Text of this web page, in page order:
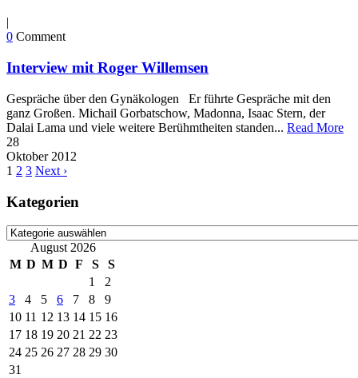
|
0 Comment
Interview mit Roger Willemsen
Gespräche über den Gynäkologen Er führte Gespräche mit den
ganz Großen. Michail Gorbatschow, Madonna, Isaac Stern, der
Dalai Lama und viele weitere Berühmtheiten standen... Read More
28
Oktober 2012
1 2 3 Next ›
Kategorien
Kategorien
August 2026
M D M D F S
S
1
2
3
4 5 6 7 8
9
10 11 12 13 14 15 16
17 18 19 20 21 22 23
24 25 26 27 28 29 30
31